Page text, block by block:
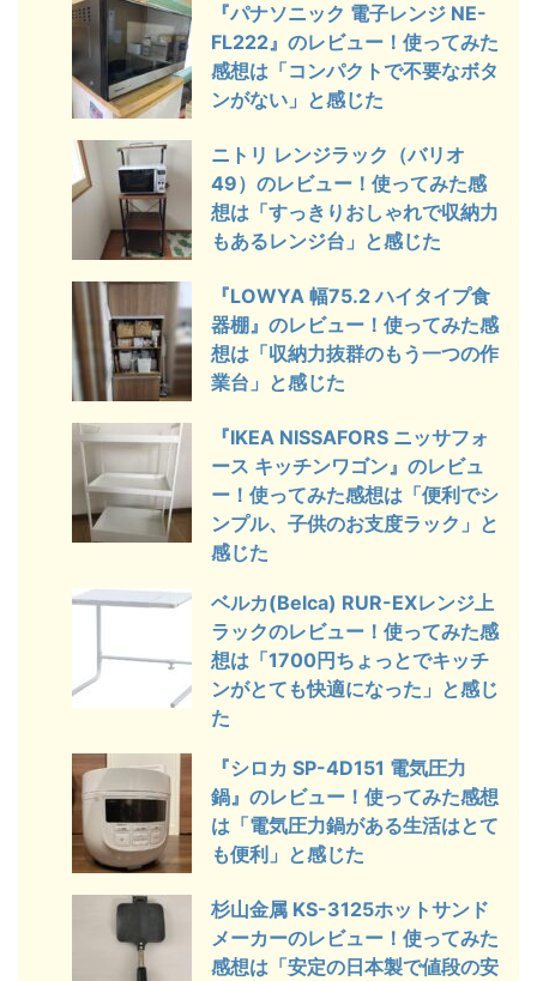
『パナソニック 電子レンジ NE-
FL222』のレビュー！使ってみた
感想は「コンパクトで不要なボタ
ンがない」と感じた
ニトリ レンジラック（バリオ
49）のレビュー！使ってみた感
想は「すっきりおしゃれで収納力
もあるレンジ台」と感じた
『LOWYA 幅75.2 ハイタイプ食
器棚』のレビュー！使ってみた感
想は「収納力抜群のもう一つの作
業台」と感じた
『IKEA NISSAFORS ニッサフォ
ース キッチンワゴン』のレビュ
ー！使ってみた感想は「便利でシ
ンプル、子供のお支度ラック」と
感じた
ベルカ(Belca) RUR-EXレンジ上
ラックのレビュー！使ってみた感
想は「1700円ちょっとでキッチ
ンがとても快適になった」と感じ
た
『シロカ SP-4D151 電気圧力
鍋』のレビュー！使ってみた感想
は「電気圧力鍋がある生活はとて
も便利」と感じた
杉山金属 KS-3125ホットサンド
メーカーのレビュー！使ってみた
感想は「安定の日本製で値段の安